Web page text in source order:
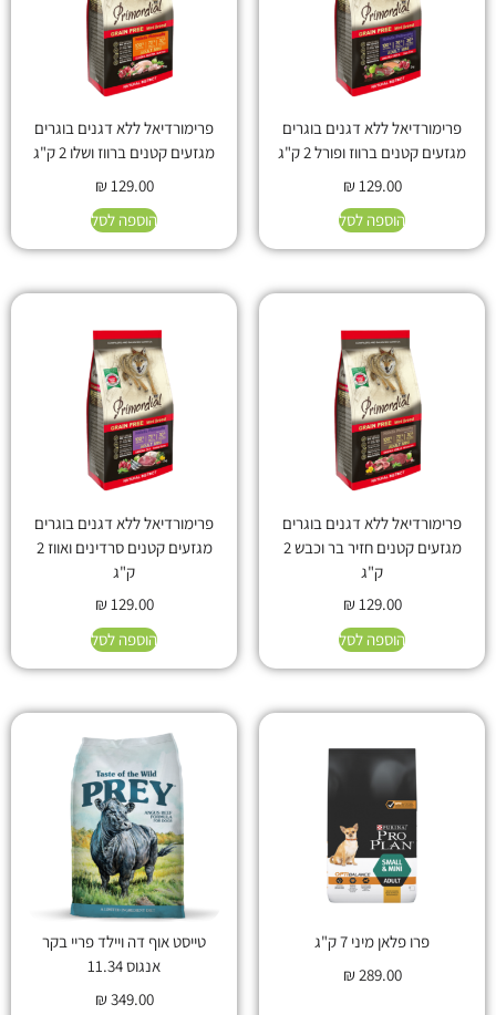
פרימורדיאל ללא דגנים בוגרים
מגזעים קטנים ברווז ופורל 2 ק"ג
₪129.00
הוספה לסל
פרימורדיאל ללא דגנים בוגרים
מגזעים קטנים ברווז ושלו 2 ק"ג
₪129.00
הוספה לסל
פרימורדיאל ללא דגנים בוגרים
מגזעים קטנים חזיר בר וכבש 2
ק"ג
₪129.00
הוספה לסל
פרימורדיאל ללא דגנים בוגרים
מגזעים קטנים סרדינים ואווז 2
ק"ג
₪129.00
הוספה לסל
פרו פלאן מיני 7 ק"ג
₪289.00
טייסט אוף דה ויילד פריי בקר
אנגוס 11.34
₪349.00